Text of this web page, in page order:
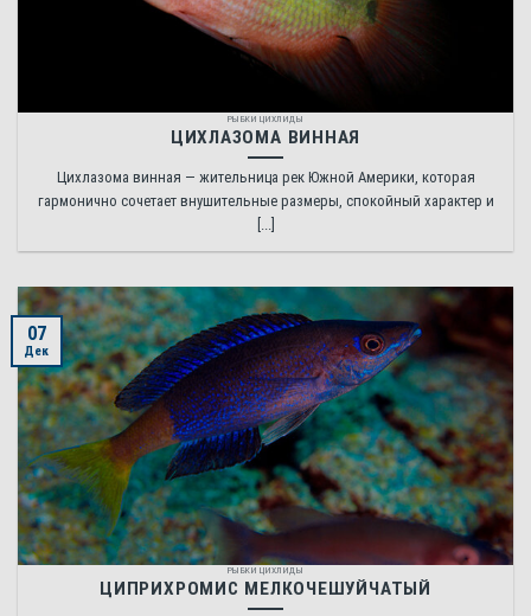
РЫБКИ ЦИХЛИДЫ
ЦИХЛАЗОМА ВИННАЯ
Цихлазома винная — жительница рек Южной Америки, которая
гармонично сочетает внушительные размеры, спокойный характер и
[...]
РЫБКИ ЦИХЛИДЫ
ЦИПРИХРОМИС МЕЛКОЧЕШУЙЧАТЫЙ
07
Дек